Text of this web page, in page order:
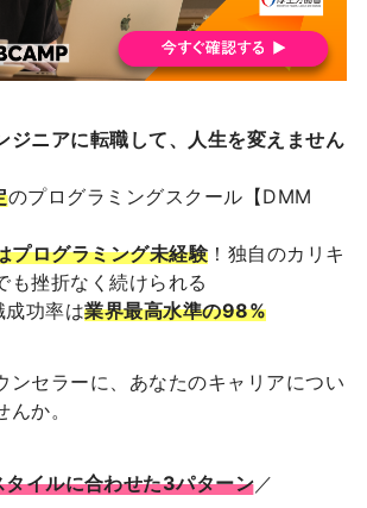
ジニアに転職して、人生を変えません
のプログラミングスクール【DMM
プログラミング未経験 ！独自のカリキ
も挫折なく続けられる
功率は業界最高水準の98%
ンセラーに、あなたのキャリアについ
か。
タイルに合わせた3パターン／